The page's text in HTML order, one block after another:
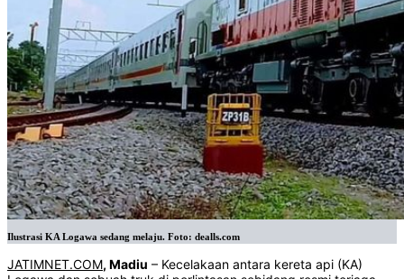
Ilustrasi KA Logawa sedang melaju. Foto: dealls.com
JATIMNET.COM, Madiu – Kecelakaan antara kereta api (KA)